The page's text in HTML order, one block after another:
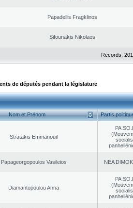
Papadellis Fragklinos
Sifounakis Nikolaos
Records:
de députés pendant la législature
Nom et Prénom Partis
Stratakis Emmanouil
Papageorgopoulos Vasileios NEA
Diamantopoulou Anna